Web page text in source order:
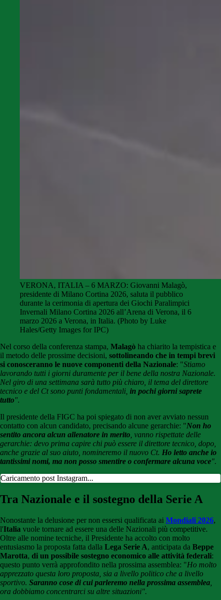
VERONA, ITALIA – 6 MARZO: Giovanni Malagò,
presidente di Milano Cortina 2026, saluta il pubblico
durante la cerimonia di apertura dei Giochi Paralimpici
Invernali Milano Cortina 2026 all’Arena di Verona, il 6
marzo 2026 a Verona, in Italia. (Photo by Luke
Hales/Getty Images for IPC)
Nel corso della conferenza stampa, Malagò ha chiarito la tempistica e
il metodo delle prossime decisioni, sottolineando che in tempi brevi
si conosceranno le nuove componenti della Nazionale: "Stiamo
lavorando tutti i giorni duramente per il bene della nostra Nazionale.
Nel giro di una settimana sarà tutto più chiaro, il tema del direttore
tecnico e del Ct sono punti fondamentali, in pochi giorni saprete
tutto".
Il presidente della FIGC ha poi spiegato di non aver avviato nessun
contatto con alcun candidato, precisando alcune gerarchie: "Non ho
sentito ancora alcun allenatore in merito , vanno rispettate delle
gerarchie: devo prima capire chi può essere il direttore tecnico, dopo,
anche grazie al suo aiuto, nomineremo il nuovo Ct. Ho letto anche io
tantissimi nomi, ma non posso smentire o confermare alcuna voce".
Caricamento post Instagram...
Tra Nazionale e il sostegno della Serie A
Nonostante la delusione per non essersi qualificata ai Mondiali 2026,
l'Italia vuole tornare ad essere una delle Nazionali più competitive.
Oltre alle nomine tecniche, il Presidente ha accolto con molto
entusiasmo la proposta fatta dalla Lega Serie A, anticipata da Beppe
Marotta, di un possibile sostegno economico alle attività federali:
questo punto verrà approfondito nella prossima assemblea: "Ho molto
apprezzato questa loro proposta, sia a livello politico che a livello
sportivo. Saranno cose di cui parleremo nella prossima assemblea
ora dobbiamo concentrarci su altre situazioni".